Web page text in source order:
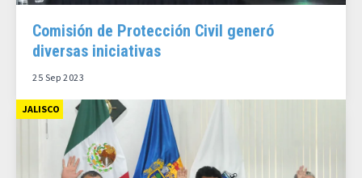
Comisión de Protección Civil generó
diversas iniciativas
25 Sep 2023
JALISCO